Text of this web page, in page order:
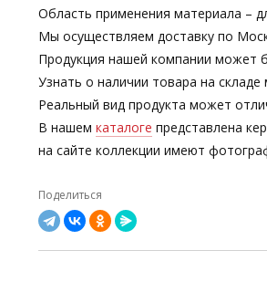
Область применения материала –
Мы осуществляем доставку по
Продукция нашей компании может
Узнать о наличии товара на
Реальный вид продукта может
В нашем каталоге представлена
на сайте коллекции имеют
Поделиться